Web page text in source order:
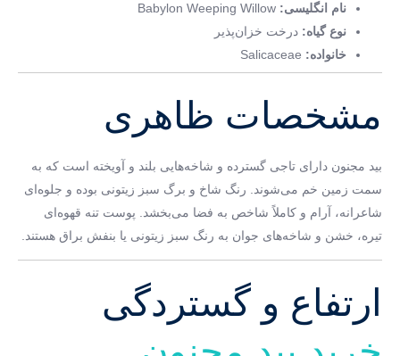
نام انگلیسی:
نوع گیاه: درخت خزان‌پذیر
خانواده:
مشخصات ظاهری
بید مجنون دارای تاجی گسترده و شاخه‌هایی بلند و آویخته است که به
سمت زمین خم می‌شوند. رنگ شاخ و برگ سبز زیتونی بوده و جلوه‌ای
شاعرانه، آرام و کاملاً شاخص به فضا می‌بخشد. پوست تنه قهوه‌ای
تیره، خشن و شاخه‌های جوان به رنگ سبز زیتونی یا بنفش براق هستند.
ارتفاع و گستردگی